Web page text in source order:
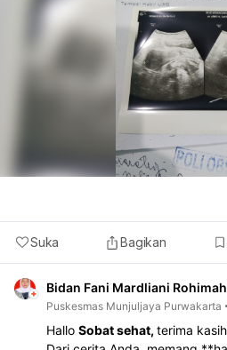
Suka Bagikan
Bidan Fani Mardliani Rohimah
Puskesmas Munjuljaya Purwakarta
Hallo Sobat sehat, terima